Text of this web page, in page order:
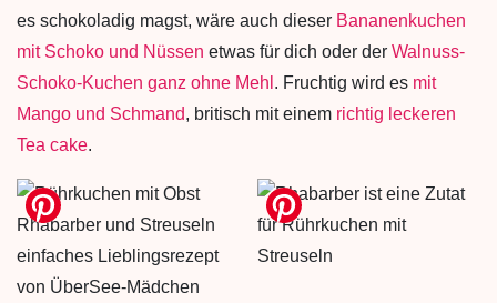
es schokoladig magst, wäre auch dieser Bananenkuchen
mit Schoko und Nüssen etwas für dich oder der Walnuss-
Schoko-Kuchen ganz ohne Mehl . Fruchtig wird es mit
Mango und Schmand, britisch mit einem richtig leckeren
Tea cake.